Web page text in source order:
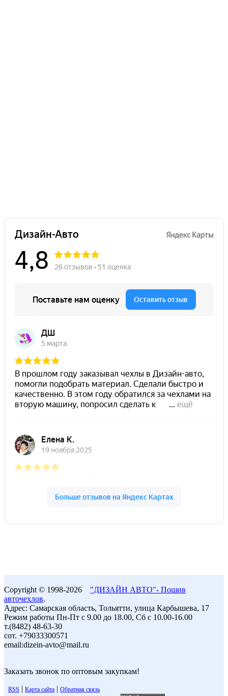
Copyright © 1998-2026 "ДИЗАЙН АВТО"- Пошив
авточехлов.
Адрес: Самарская область, Тольятти, улица Карбышева, 17
Режим работы Пн-Пт с 9.00 до 18.00, Сб с 10.00-16.00
т.(8482) 48-63-30
сот. +79033300571
email:dizein-avto@mail.ru
Заказать звонок по оптовым закупкам!
RSS | Карта сайта | Обратная связь